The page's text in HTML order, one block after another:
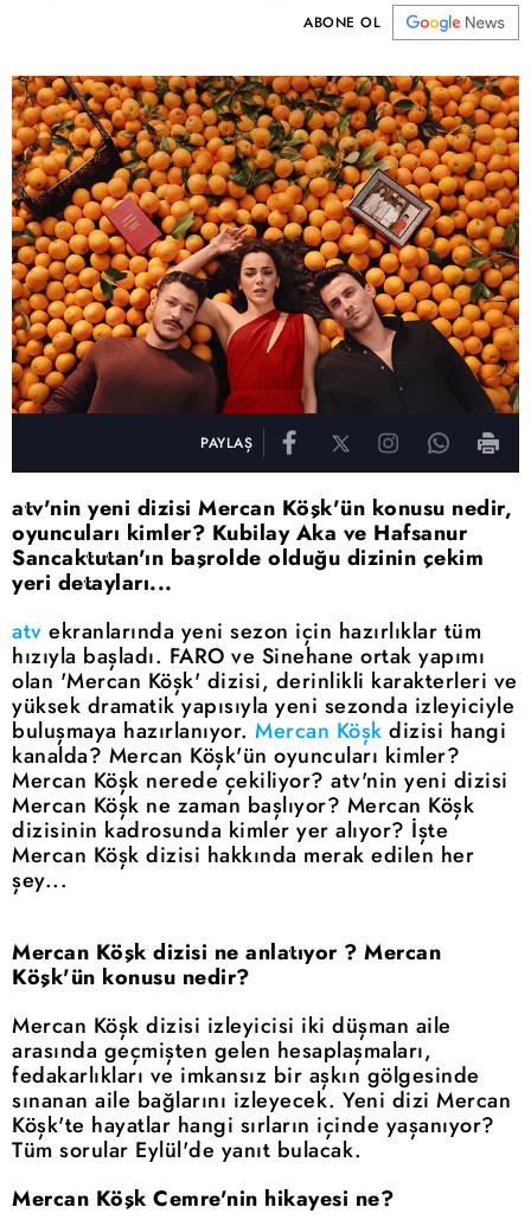
ABONE OL
PAYLAŞ
atv'nin yeni dizisi Mercan Köşk'ün konusu nedir,
oyuncuları kimler? Kubilay Aka ve Hafsanur
Sancaktutan'ın başrolde olduğu dizinin çekim
yeri detayları...
atv ekranlarında yeni sezon için hazırlıklar tüm
hızıyla başladı. FARO ve Sinehane ortak yapımı
olan 'Mercan Köşk' dizisi, derinlikli karakterleri ve
yüksek dramatik yapısıyla yeni sezonda izleyiciyle
buluşmaya hazırlanıyor. Mercan Köşk dizisi hangi
kanalda? Mercan Köşk'ün oyuncuları kimler?
Mercan Köşk nerede çekiliyor? atv'nin yeni dizisi
Mercan Köşk ne zaman başlıyor? Mercan Köşk
dizisinin kadrosunda kimler yer alıyor? İşte
Mercan Köşk dizisi hakkında merak edilen her
şey...
Mercan Köşk dizisi ne anlatıyor ? Mercan
Köşk'ün konusu nedir?
Mercan Köşk dizisi izleyicisi iki düşman aile
arasında geçmişten gelen hesaplaşmaları,
fedakarlıkları ve imkansız bir aşkın gölgesinde
sınanan aile bağlarını izleyecek. Yeni dizi Mercan
Köşk'te hayatlar hangi sırların içinde yaşanıyor?
Tüm sorular Eylül'de yanıt bulacak.
Mercan Köşk Cemre'nin hikayesi ne?